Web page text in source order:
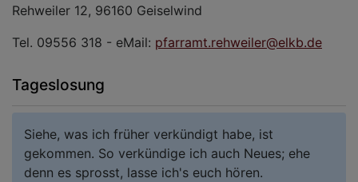
Rehweiler 12, 96160 Geiselwind
Tel. 09556 318 - eMail: pfarramt.rehweiler@elkb.de
Tageslosung
Siehe, was ich früher verkündigt habe, ist
gekommen. So verkündige ich auch Neues; ehe
denn es sprosst, lasse ich's euch hören.